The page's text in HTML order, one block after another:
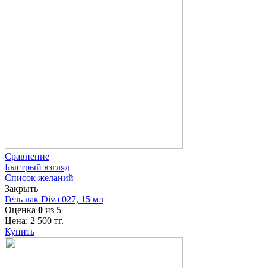
Сравнение
Быстрый взгляд
Список желаний
Закрыть
Гель лак Diva 027, 15 мл
Оценка 0 из 5
Цена: 2 500 тг.
Купить